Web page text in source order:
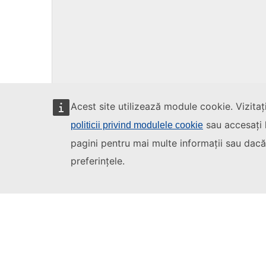
Acest site utilizează module cookie. Vizitați
politicii privind modulele cookie sau accesați
pagini pentru mai multe informații sau
preferințele.
Uniunea Europeană
Aflați mai multe peeuropa.eu